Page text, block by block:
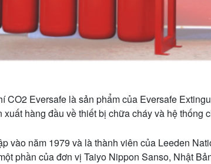
CO2 Eversafe là sản phẩm của Eversafe
hàng đầu về thiết bị chữa cháy và hệ thống
vào năm 1979 và là thành viên của Leeden
phần của đơn vị Taiyo Nippon Sanso, Nhật